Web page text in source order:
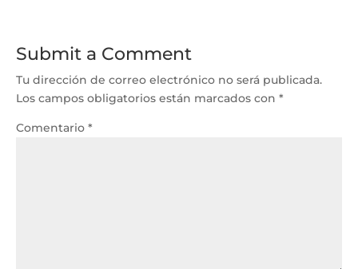
Submit a Comment
Tu dirección de correo electrónico no será publicada.
Los campos obligatorios están marcados con *
Comentario *